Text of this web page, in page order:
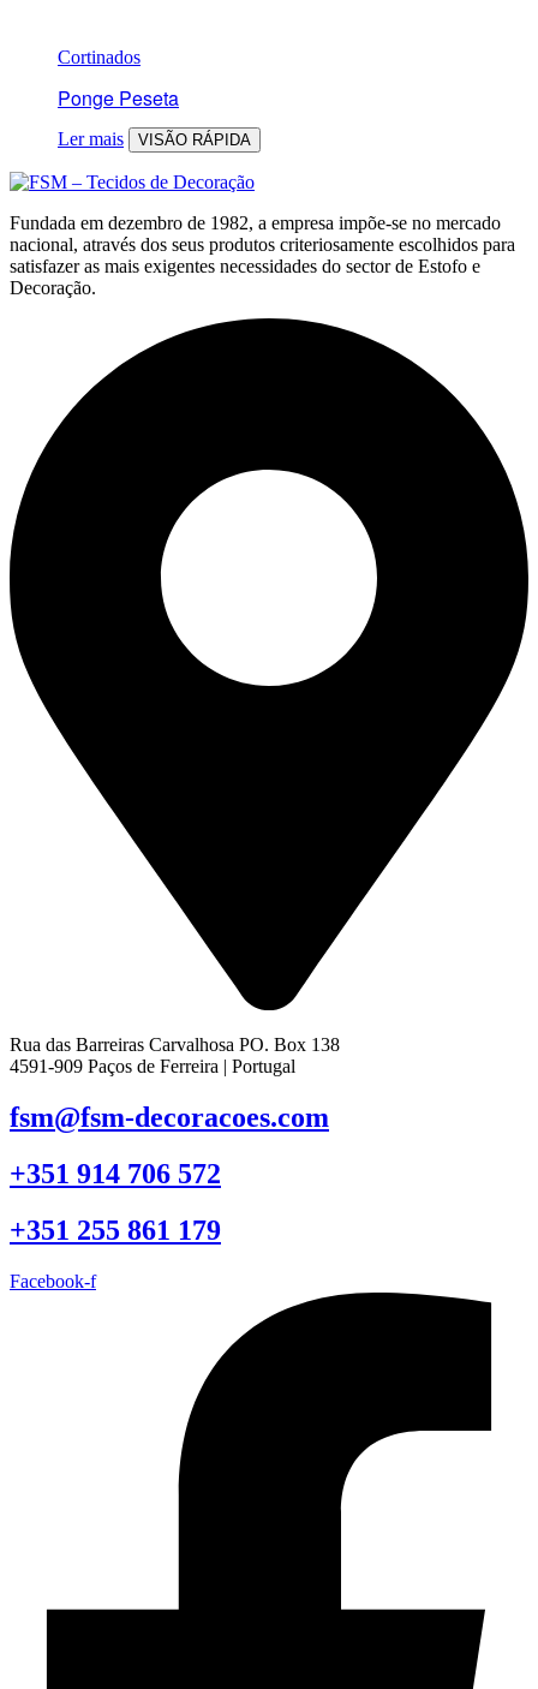
Cortinados
Ponge Peseta
Ler mais VISÃO RÁPIDA
Fundada em dezembro de 1982, a empresa impõe-se no mercado
nacional, através dos seus produtos criteriosamente escolhidos para
satisfazer as mais exigentes necessidades do sector de Estofo e
Decoração.
Rua das Barreiras Carvalhosa PO. Box 138
4591-909 Paços de Ferreira | Portugal
fsm@fsm-decoracoes.com
+351 914 706 572
+351 255 861 179
Facebook-f